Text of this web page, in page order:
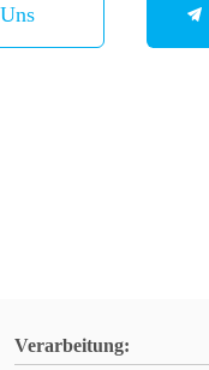
Verarbeitung: